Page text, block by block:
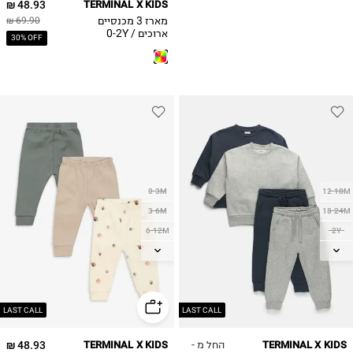
48.93 ₪
69.90 ₪
30% OFF
TERMINAL X KIDS
מארז 3 מכנסיים
ארוכים / 0-2Y
LAST CALL
12-18M
18-24M
2Y
3Y
8Y
החל מ -
TERMINAL X KIDS
LAST CALL
0-3M
3-6M
6-12M
12-18M
48.93 ₪ TERMINAL X KIDS